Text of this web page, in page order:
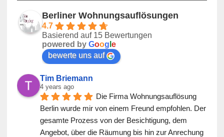
Berliner Wohnungsauflösungen
4.7
Basierend auf 15 Bewertungen
powered by Goog e
bewerte uns auf
Tim Briemann
4 years ago
Die Firma Wohnungsauflösung
Berlin wurde mir von einem Freund empfohlen. Der
gesamte Prozess von der Besichtigung, dem
Angebot, über die Räumung bis hin zur Anrechung